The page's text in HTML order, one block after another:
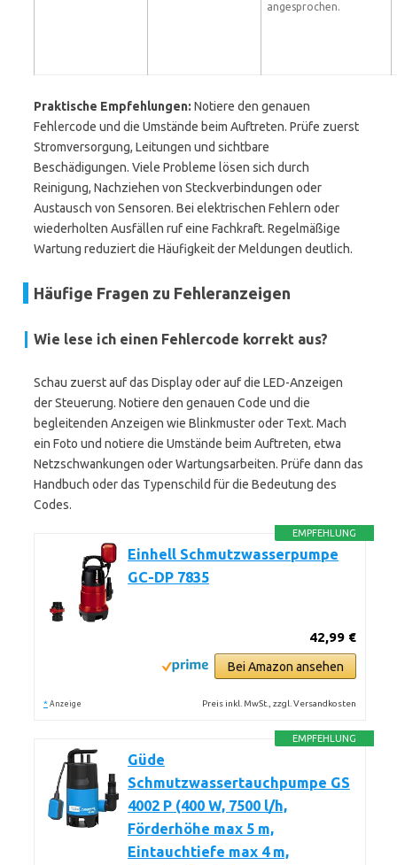
angesprochen.
Praktische Empfehlungen: Notiere den genauen
Fehlercode und die Umstände beim Auftreten. Prüfe zuerst
Stromversorgung, Leitungen und sichtbare
Beschädigungen. Viele Probleme lösen sich durch
Reinigung, Nachziehen von Steckverbindungen oder
Austausch von Sensoren. Bei elektrischen Fehlern oder
wiederholten Ausfällen ruf eine Fachkraft. Regelmäßige
Wartung reduziert die Häufigkeit der Meldungen deutlich.
Häufige Fragen zu Fehleranzeigen
Wie lese ich einen Fehlercode korrekt aus?
Schau zuerst auf das Display oder auf die LED-Anzeigen
der Steuerung. Notiere den genauen Code und die
begleitenden Anzeigen wie Blinkmuster oder Text. Mach
ein Foto und notiere die Umstände beim Auftreten, etwa
Netzschwankungen oder Wartungsarbeiten. Prüfe dann das
Handbuch oder das Typenschild für die Bedeutung des
Codes.
EMPFEHLUNG
Einhell Schmutzwasserpumpe
GC-DP 7835
42,99 €
Bei Amazon ansehen
* Anzeige Preis inkl. MwSt., zzgl. Versandkosten
EMPFEHLUNG
Güde
Schmutzwassertauchpumpe GS
4002 P (400 W, 7500 l/h,
Förderhöhe max 5 m,
Eintauchtiefe max 4 m,